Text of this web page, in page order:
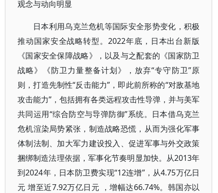
观念与动向明显
日本利用乌克兰危机等国际安全形势变化，积极
推动国家安全战略转型。2022年底，日本出台新版
《国家安全保障战略》，以及与之配套的《国家防卫
战略》《防卫力量整备计划》，放弃“专守防卫”原
则，打造先制性“反击能力”，即此前所称的“对敌基地
攻击能力”，包括拥有各类远程攻击性导弹，并与美军
共同运用“综合防空与导弹防御”系统。日本借乌克兰
危机渲染局势紧张，制造战略恐慌，从而为强化军事
体制法制、加大军力建设投入、促进军事与外交政策
捆绑制造法理依据，军事化节奏明显加快。从2013年
到2024年，日本防卫费实现“12连增”，从4.75万亿日
元 增至近7.92万亿日元 ，增幅达66.74%。韩国亦以